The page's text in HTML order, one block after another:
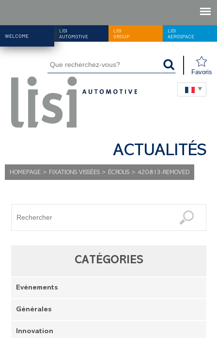
WELCOME
LISI
AUTOMOTIVE
LISI
GROUP
LISI
AEROSPACE
Favoris
ACTUALITÉS
HOMEPAGE > FIXATIONS VISSÉES > ÉCROUS > 420813-REMOVED
CATÉGORIES
Evénements
Générales
Innovation